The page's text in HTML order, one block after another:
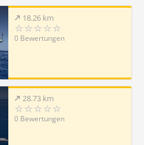
18.26 km
0 Bewertungen
28.73 km
0 Bewertungen